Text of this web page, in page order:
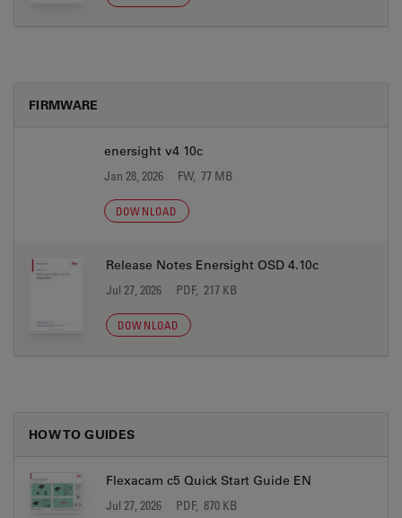
FIRMWARE
enersight v4 10c
Jan 28, 2026 FW, 77 MB
DOWNLOAD
Release Notes Enersight OSD 4.10c
Jul 27, 2026 PDF, 217 KB
DOWNLOAD
HOW TO GUIDES
Flexacam c5 Quick Start Guide EN
Jul 27, 2026 PDF, 870 KB